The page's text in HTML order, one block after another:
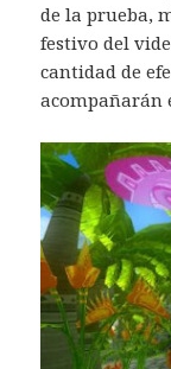
de la prueba,
festivo del
cantidad de
acompañarán